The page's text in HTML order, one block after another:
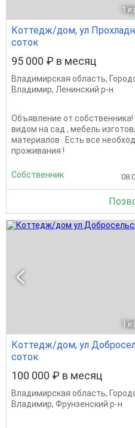
1
Коттедж/дом, ул
соток
95 000 ₽ в месяц
Владимирская область,
Владимир, Ленинский р-н
Объявление от
видом на сад , мебель
материалов . Есть все
проживания !
Собственник
1
Коттедж/дом, ул
соток
100 000 ₽ в месяц
Владимирская область,
Владимир, Фрунзенский р-н